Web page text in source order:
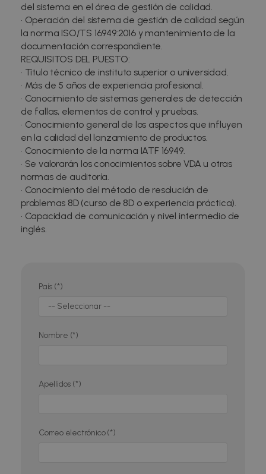
del sistema en el área de gestión de calidad.
• Operación del sistema de gestión de calidad según
la norma ISO/TS 16949:2016 y mantenimiento de la
documentación correspondiente.
REQUISITOS DEL PUESTO:
• Título técnico de instituto superior o universidad.
• Más de 5 años de experiencia profesional.
• Conocimiento de sistemas generales de detección
de fallas, elementos de control y pruebas.
• Conocimiento general de los aspectos que influyen
en la calidad del lanzamiento de productos.
• Conocimiento de la norma IATF 16949.
• Se valorarán los conocimientos sobre VDA u otras
normas de auditoría.
• Conocimiento del método de resolución de
problemas 8D (curso de 8D o experiencia práctica).
• Capacidad de comunicación y nivel intermedio de
inglés.
País (*)
Nombre (*)
Apellidos (*)
Correo electrónico (*)